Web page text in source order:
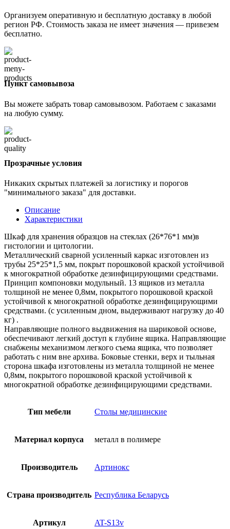
Организуем оперативную и бесплатную доставку в любой
регион РФ. Стоимость заказа не имеет значения — привезем
бесплатно.
Пункт самовывоза
Вы можете забрать товар самовывозом. Работаем с заказами
на любую сумму.
Прозрачные условия
Никаких скрытых платежей за логистику и порогов
"минимального заказа" для доставки.
Описание
Характеристики
Шкаф для хранения образцов на стеклах (26*76*1 мм)в
гистологии и цитологии.
Металлический сварной усиленный каркас изготовлен из
трубы 25*25*1,5 мм, покрыт порошковой краской устойчивой
к многократной обработке дезинфицирующими средствами.
Принцип компоновки модульный. 13 ящиков из металла
толщиной не менее 0,8мм, покрытого порошковой краской
устойчивой к многократной обработке дезинфицирующими
средствами. (с усиленным дном, выдерживают нагрузку до 40
кг) .
Направляющие полного выдвижения на шариковой основе,
обеспечивают легкий доступ к глубине ящика. Направляющие
снабжены механизмом легкого съема ящика, что позволяет
работать с ним вне архива. Боковые стенки, верх и тыльная
сторона шкафа изготовлены из металла толщиной не менее
0,8мм, покрытого порошковой краской устойчивой к
многократной обработке дезинфицирующими средствами.
Тип мебели Столы медицинские
Материал корпуса металл в полимере
Производитель Артинокс
Страна производитель Республика Беларусь
Артикул AT-S13v